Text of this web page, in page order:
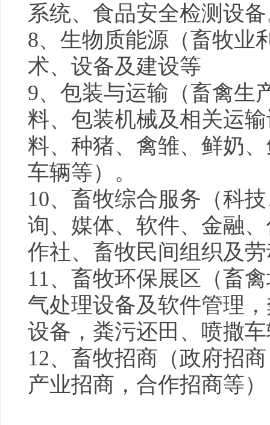
系统、食品安全检测设
8、生物质能源（畜牧业
术、设备及建设等
9、包装与运输（畜禽生
料、包装机械及相关运
料、种猪、禽雏、鲜奶
车辆等）。
10、畜牧综合服务（科
询、媒体、软件、金融
作社、畜牧民间组织及
11、畜牧环保展区（畜
气处理设备及软件管理
设备，粪污还田、喷撒
12、畜牧招商（政府招
产业招商，合作招商等）